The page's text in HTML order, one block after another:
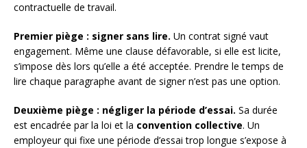
contractuelle de travail.
Premier piège : signer sans lire. Un contrat signé vaut
engagement. Même une clause défavorable, si elle est licite,
s’impose dès lors qu’elle a été acceptée. Prendre le temps de
lire chaque paragraphe avant de signer n’est pas une option.
Deuxième piège : négliger la période d’essai. Sa durée
est encadrée par la loi et la convention collective. Un
employeur qui fixe une période d’essai trop longue s’expose à